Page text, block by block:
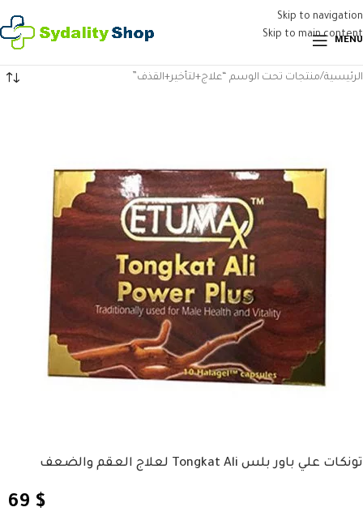
Skip to navigation
Skip to main content
MENU
الرئيسية منتجات تحت الوسم “علاج+لتأخير+القذف”
تونكات علي باور بلس Tongkat Ali لعلاج العقم والضعف
69 $